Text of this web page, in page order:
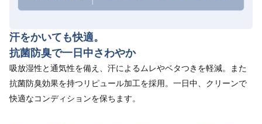
汗をかいても快適。
抗菌防臭で一日中さわやか
吸放湿性と通気性を備え、汗によるムレやベタつきを軽減。また
抗菌防臭効果を持つリピュール加工を採用。一日中、クリーンで
快適なコンディションを保ちます。